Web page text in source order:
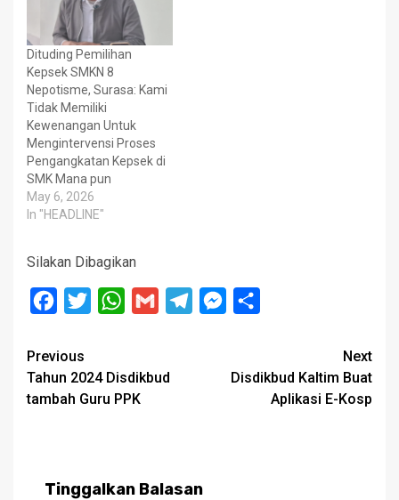
Dituding Pemilihan
Kepsek SMKN 8
Nepotisme, Surasa: Kami
Tidak Memiliki
Kewenangan Untuk
Mengintervensi Proses
Pengangkatan Kepsek di
SMK Mana pun
May 6, 2026
In "HEADLINE"
Silakan Dibagikan
Facebook
Twitter WhatsApp
Gmail TelegramMessenger
Post
navigation
Previous
Tahun 2024 Disdikbud
tambah Guru PPK
Next
Disdikbud Kaltim Buat
Aplikasi E-Kosp
Tinggalkan Balasan